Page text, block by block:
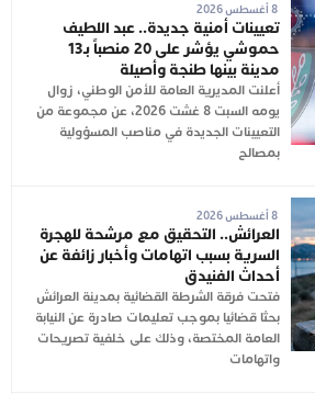
8 أغسطس 2026
تعيينات أمنية جديدة.. عبد اللطيف
حموشي يؤشر على 20 منصباً بـ13
مدينة بينها طنجة وأصيلة
أعلنت المديرية العامة للأمن الوطني، زوال
يومه السبت 8 غشت 2026، عن مجموعة من
التعيينات الجديدة في مناصب المسؤولية
بمصالح
8 أغسطس 2026
العرائش.. التحقيق مع مرشحة للهجرة
السرية بسبب اتهامات وأخبار زائفة عن
أحداث الفنيدق
فتحت فرقة الشرطة القضائية بمدينة العرائش
بحثا قضائيا بموجب تعليمات صادرة عن النيابة
العامة المختصة، وذلك على خلفية تصريحات
واتهامات